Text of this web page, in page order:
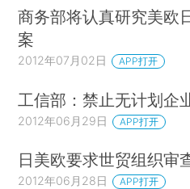
商务部将认真研究美欧
案
2012年07月02日 APP打开
工信部：禁止无计划企
2012年06月29日 APP打开
日美欧要求世贸组织审
2012年06月28日 APP打开